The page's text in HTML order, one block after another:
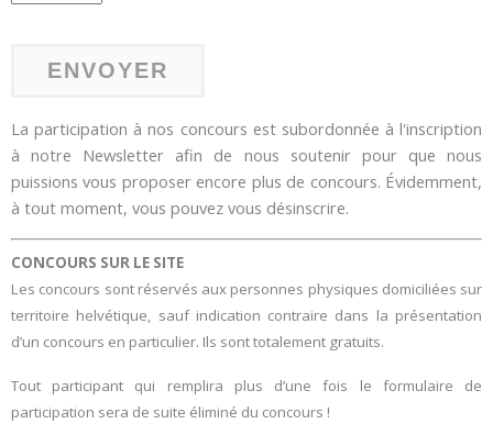
La participation à nos concours est subordonnée à l'inscription
à notre Newsletter afin de nous soutenir pour que nous
puissions vous proposer encore plus de concours. Évidemment,
à tout moment, vous pouvez vous désinscrire.
CONCOURS SUR LE SITE
Les concours sont réservés aux personnes physiques domiciliées sur
territoire helvétique, sauf indication contraire dans la présentation
d’un concours en particulier. Ils sont totalement gratuits.
Tout participant qui remplira plus d’une fois le formulaire de
participation sera de suite éliminé du concours !